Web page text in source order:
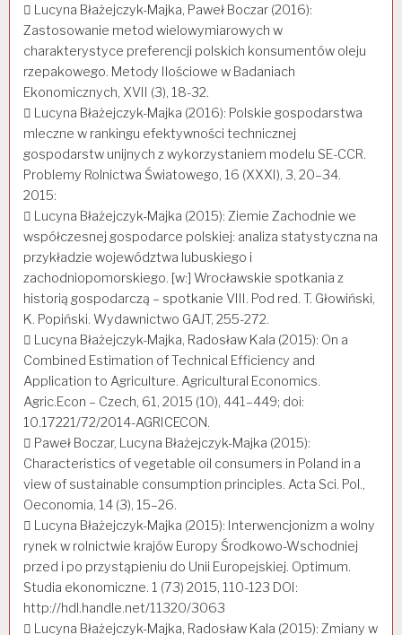
 Lucyna Błażejczyk-Majka, Paweł Boczar (2016):
Zastosowanie metod wielowymiarowych w
charakterystyce preferencji polskich konsumentów oleju
rzepakowego. Metody Ilościowe w Badaniach
Ekonomicznych, XVII (3), 18-32.
 Lucyna Błażejczyk-Majka (2016): Polskie gospodarstwa
mleczne w rankingu efektywności technicznej
gospodarstw unijnych z wykorzystaniem modelu SE-CCR.
Problemy Rolnictwa Światowego, 16 (XXXI), 3, 20–34.
2015:
 Lucyna Błażejczyk-Majka (2015): Ziemie Zachodnie we
współczesnej gospodarce polskiej: analiza statystyczna na
przykładzie województwa lubuskiego i
zachodniopomorskiego. [w:] Wrocławskie spotkania z
historią gospodarczą – spotkanie VIII. Pod red. T. Głowiński,
K. Popiński. Wydawnictwo GAJT, 255-272.
 Lucyna Błażejczyk-Majka, Radosław Kala (2015): On a
Combined Estimation of Technical Efficiency and
Application to Agriculture. Agricultural Economics.
Agric.Econ – Czech, 61, 2015 (10), 441–449; doi:
10.17221/72/2014-AGRICECON.
 Paweł Boczar, Lucyna Błażejczyk-Majka (2015):
Characteristics of vegetable oil consumers in Poland in a
view of sustainable consumption principles. Acta Sci. Pol.,
Oeconomia, 14 (3), 15–26.
 Lucyna Błażejczyk-Majka (2015): Interwencjonizm a wolny
rynek w rolnictwie krajów Europy Środkowo-Wschodniej
przed i po przystąpieniu do Unii Europejskiej. Optimum.
Studia ekonomiczne. 1 (73) 2015, 110-123 DOI:
http://hdl.handle.net/11320/3063
 Lucyna Błażejczyk-Majka, Radosław Kala (2015): Zmiany w